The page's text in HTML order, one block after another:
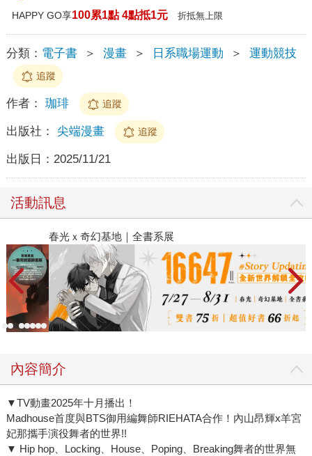
HAPPY GO享100累1點 4點抵1元 折抵無上限
分類： 電子書 ＞ 漫畫 ＞ 日系職場運動 ＞ 運動競技
追蹤
作者： 珈琲 追蹤
出版社： 尖端漫畫 追蹤
出版日： 2025/11/21
活動訊息
春光ｘ奇幻基地｜全書系展
內容簡介
▼TV動畫2025年十月播出！
Madhouse首度與BTS御用編舞師RIEHATA合作！內山昂輝x羊宮
妃那攜手演役舞者的世界!!
▼ Hip hop、Locking、House、Poping、Breaking舞者的世界無